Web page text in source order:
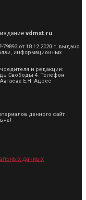
vdmst.ru
от 18.12.2020 г. выдано
информационных
и редакции:
Свободы 4. Телефон
Е.Н. Адрес
данного сайт
данных